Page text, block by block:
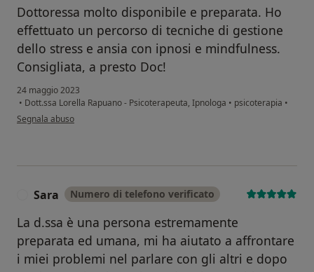
Dottoressa molto disponibile e preparata. Ho
effettuato un percorso di tecniche di gestione
dello stress e ansia con ipnosi e mindfulness.
Consigliata, a presto Doc!
24 maggio 2023
• Dott.ssa Lorella Rapuano - Psicoterapeuta, Ipnologa • psicoterapia •
secondo l'opinione dell'utente Mauro L.
Segnala abuso
Sara Numero di telefono verificato
La d.ssa è una persona estremamente
preparata ed umana, mi ha aiutato a affrontare
i miei problemi nel parlare con gli altri e dopo